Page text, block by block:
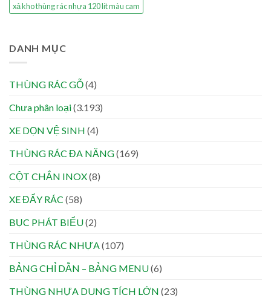
xả kho thùng rác nhựa 120 lít màu cam
DANH MỤC
THÙNG RÁC GỖ(4)
Chưa phân loại(3.193)
XE DỌN VỆ SINH (4)
THÙNG RÁC ĐA NĂNG(169)
CỘT CHẮN INOX(8)
XE ĐẨY RÁC (58)
BỤC PHÁT BIỂU(2)
THÙNG RÁC NHỰA(107)
BẢNG CHỈ DẪN – BẢNG MENU(6)
THÙNG NHỰA DUNG TÍCH LỚN (23)